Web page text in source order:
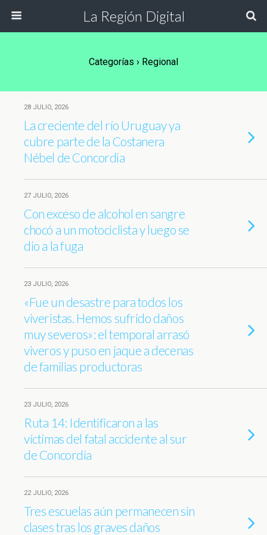
La Región Digital
Categorías › Regional
28 JULIO, 2026
La creciente del río Uruguay ya
cubre parte de la Costanera
Nébel de Concordia
27 JULIO, 2026
Con exceso de alcohol en sangre
chocó a un motociclista y luego se
dio a la fuga
23 JULIO, 2026
«Fue un desastre para todos los
viveristas. Hemos sufrido daños
muy severos»: el temporal arrasó
viveros y puso en jaque a decenas
de familias productoras
23 JULIO, 2026
Ruta 14: Identificaron a las
víctimas del fatal accidente al sur
de Concordia
22 JULIO, 2026
Tres escuelas aún permanecen sin
clases tras los graves daños